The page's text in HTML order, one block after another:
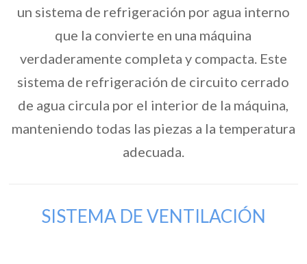
un sistema de refrigeración por agua interno
que la convierte en una máquina
verdaderamente completa y compacta. Este
sistema de refrigeración de circuito cerrado
de agua circula por el interior de la máquina,
manteniendo todas las piezas a la temperatura
adecuada.
SISTEMA DE VENTILACIÓN